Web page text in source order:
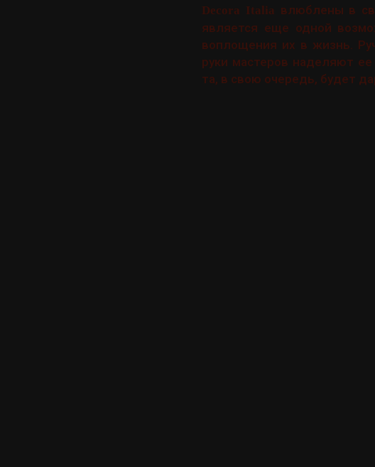
Decora Italia влюблены в
является еще одной
воплощения их в жизнь.
руки мастеров наделяют
та, в свою очередь, будет